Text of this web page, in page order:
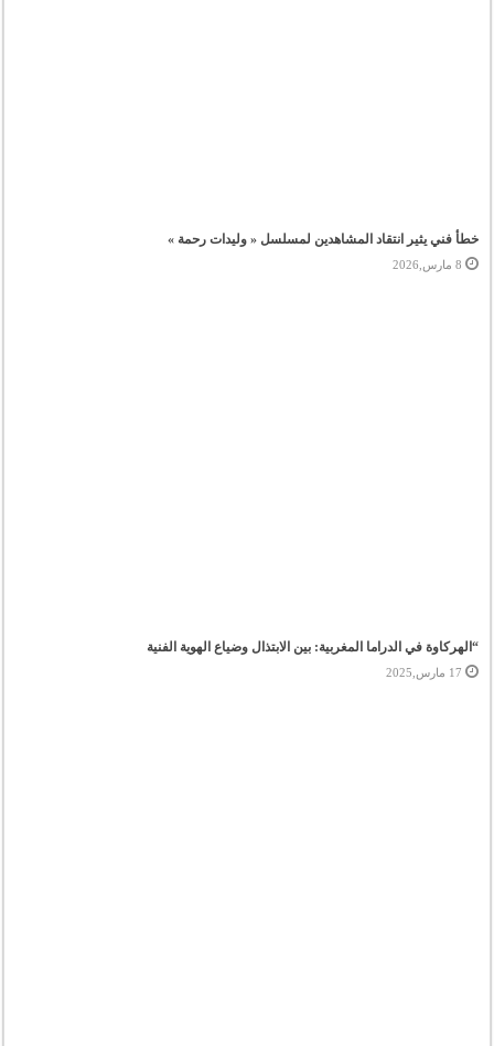
خطأ فني يثير انتقاد المشاهدين لمسلسل « وليدات رحمة »
8 مارس,2026
“الهركاوة في الدراما المغربية: بين الابتذال وضياع الهوية الفنية
17 مارس,2025